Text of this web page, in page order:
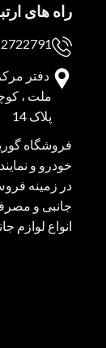
راه های
دفتر
ملت ،
پلاک 14
فروشگاه
خودرو و
در زمینه
جانبی و
انواع لوازم